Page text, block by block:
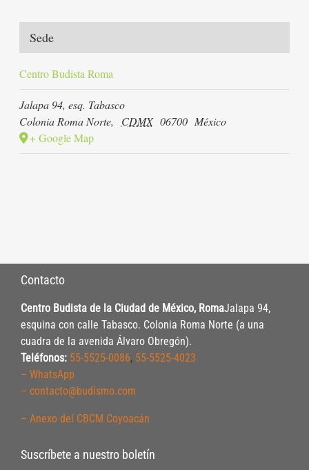
Sede
Centro Budista Roma
Jalapa 94, esq. Tabasco
Colonia Roma Norte, CDMX 06700 México
+ Google Map
Contacto
Centro Budista de la Ciudad de México, RomaJalapa 94,
esquina con calle Tabasco. Colonia Roma Norte (a una
cuadra de la avenida Álvaro Obregón).
Teléfonos: 55-5525-0086, 55-5525-4023
– WhatsApp
– contacto@budismo.com
– Anexo del CBCM Coyoacán
Suscríbete a nuestro boletín